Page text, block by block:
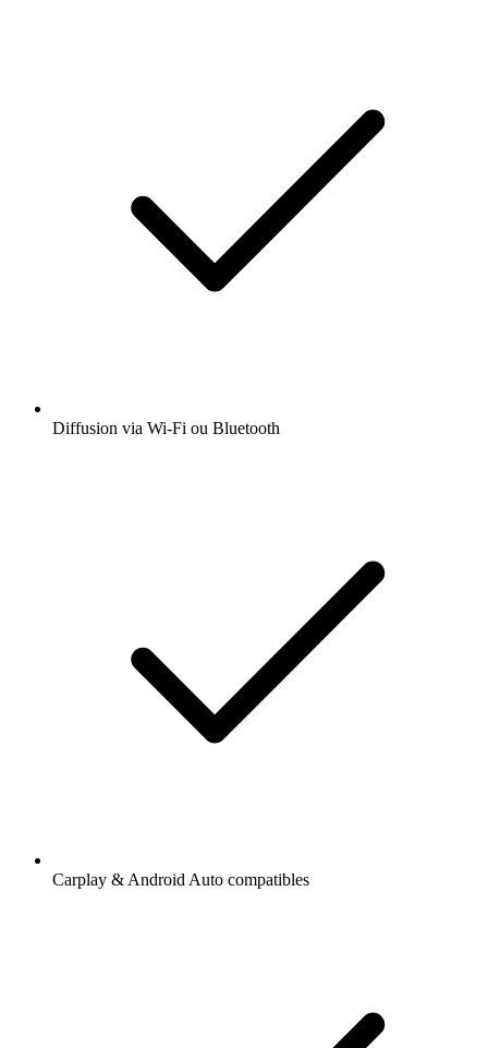
Diffusion via Wi-Fi ou Bluetooth
Carplay & Android Auto compatibles